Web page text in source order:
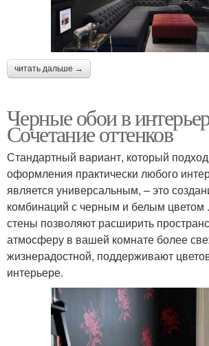
читать дальше →
Черные обои в
Сочетание оттенков
Стандартный вариант, который
оформления практически любого
является универсальным, – это
комбинаций с черным и белым
стены позволяют расширить
атмосферу в вашей комнате более
жизнерадостной, поддерживают
интерьере.